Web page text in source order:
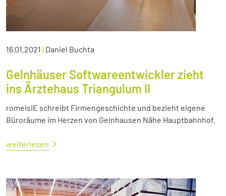
16.01.2021 | Daniel Buchta
Gelnhäuser Softwareentwickler zieht
ins Ärztehaus Triangulum II
romeisIE schreibt Firmengeschichte und bezieht eigene
Büroräume im Herzen von Gelnhausen Nähe Hauptbahnhof.
weiterlesen